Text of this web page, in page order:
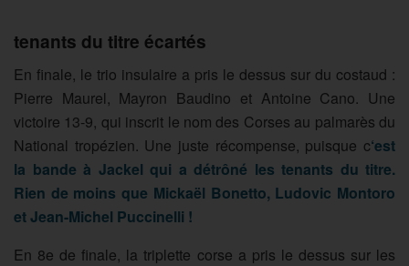
tenants du titre écartés
En finale, le trio insulaire a pris le dessus sur du costaud :
Pierre Maurel, Mayron Baudino et Antoine Cano. Une
victoire 13-9, qui inscrit le nom des Corses au palmarès du
National tropézien. Une juste récompense, puisque c‘est
la bande à Jackel qui a détrôné les tenants du titre.
Rien de moins que Mickaël Bonetto, Ludovic Montoro
et Jean-Michel Puccinelli !
En 8e de finale, la triplette corse a pris le dessus sur les